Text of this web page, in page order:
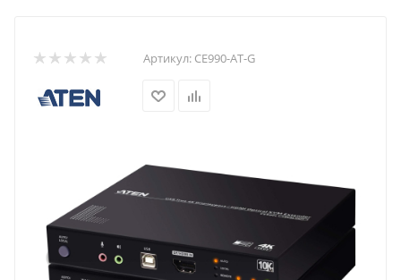
Артикул: CE990-AT-G